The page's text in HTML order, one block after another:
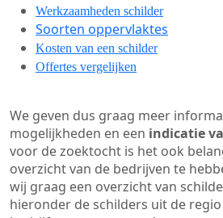
Werkzaamheden schilder
Soorten oppervlaktes
Kosten van een schilder
Offertes vergelijken
We geven dus graag meer
mogelijkheden en een indicatie
voor de zoektocht is het ook
overzicht van de bedrijven te
wij graag een overzicht van
hieronder de schilders uit de